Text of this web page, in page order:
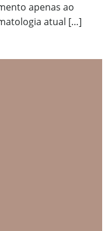
apenas ao
atual […]